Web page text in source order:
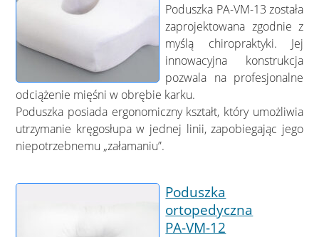
Poduszka PA-VM-13 została
zaprojektowana zgodnie z
myślą chiropraktyki. Jej
innowacyjna konstrukcja
pozwala na profesjonalne
odciążenie mięśni w obrębie karku.
Poduszka posiada ergonomiczny kształt, który umożliwia
utrzymanie kręgosłupa w jednej linii, zapobiegając jego
niepotrzebnemu „załamaniu”.
Poduszka
ortopedyczna
PA-VM-12